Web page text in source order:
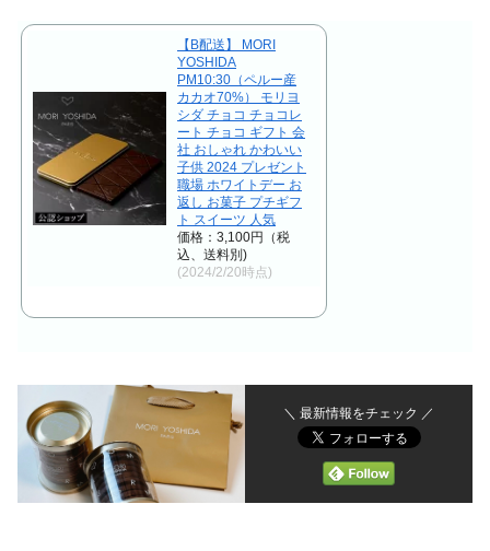
【B配送】 MORI
YOSHIDA
PM10:30（ペルー産
カカオ70%） モリヨ
シダ チョコ チョコレ
ート チョコ ギフト 会
社 おしゃれ かわいい
子供 2024 プレゼント
職場 ホワイトデー お
返し お菓子 プチギフ
ト スイーツ 人気
価格：3,100円（税
込、送料別)
(2024/2/20時点)
＼ 最新情報をチェック ／